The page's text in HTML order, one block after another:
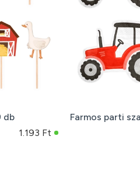
db
1.193 Ft
Farmos parti